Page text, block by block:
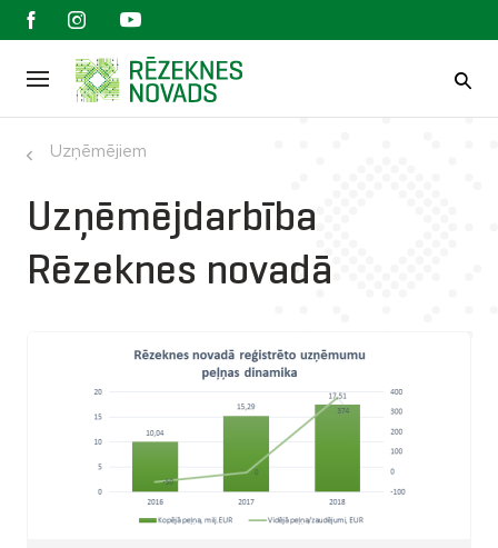
Uzņēmējiem
Uzņēmējdarbība
Rēzeknes novadā